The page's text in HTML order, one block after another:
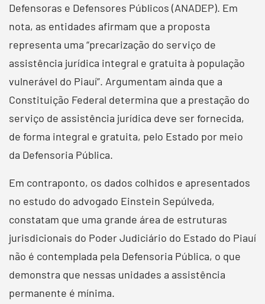
Defensoras e Defensores Públicos (ANADEP). Em
nota, as entidades afirmam que a proposta
representa uma “precarização do serviço de
assistência jurídica integral e gratuita à população
vulnerável do Piauí”. Argumentam ainda que a
Constituição Federal determina que a prestação do
serviço de assistência jurídica deve ser fornecida,
de forma integral e gratuita, pelo Estado por meio
da Defensoria Pública.
Em contraponto, os dados colhidos e apresentados
no estudo do advogado Einstein Sepúlveda,
constatam que uma grande área de estruturas
jurisdicionais do Poder Judiciário do Estado do Piauí
não é contemplada pela Defensoria Pública, o que
demonstra que nessas unidades a assistência
permanente é mínima.